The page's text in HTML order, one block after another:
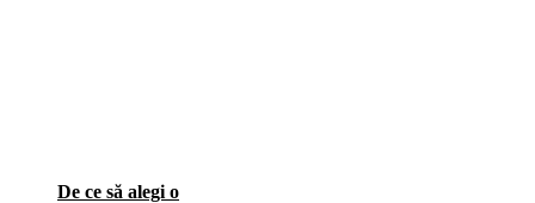
De ce să alegi o